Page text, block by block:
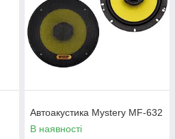
Автоакустика Mystery MF-632
В наявності